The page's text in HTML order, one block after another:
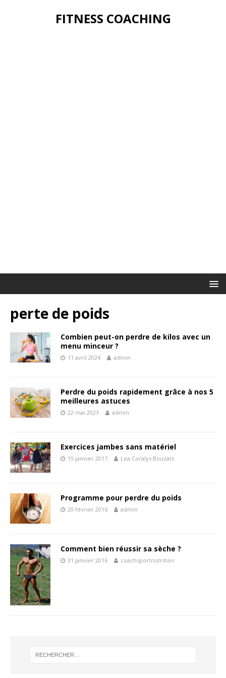
FITNESS COACHING
perte de poids
Combien peut-on perdre de kilos avec un
menu minceur ?
11 avril 2024 admin
Perdre du poids rapidement grâce à nos 5
meilleures astuces
22 mai 2023 admin
Exercices jambes sans matériel
15 janvier 2017 Lea Coralys Bouzats
Programme pour perdre du poids
20 février 2016 admin
Comment bien réussir sa sèche ?
31 janvier 2016 coachsportnutrition